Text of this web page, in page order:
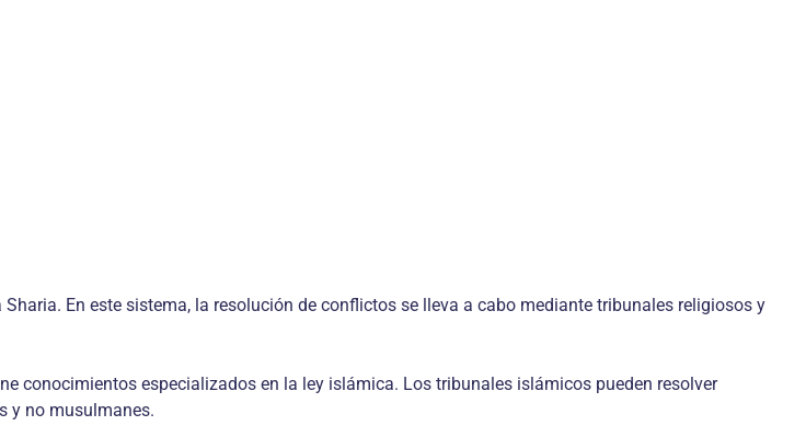
En este sistema, la resolución de conflictos se lleva a cabo mediante tribunales religiosos y
conocimientos especializados en la ley islámica. Los tribunales islámicos pueden resolver
y no musulmanes.